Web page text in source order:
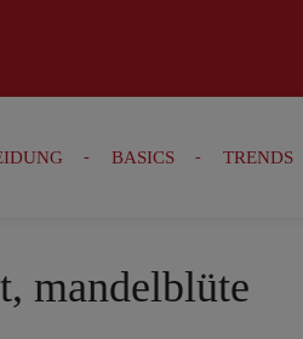
BASICS TRENDS
mandelblüte